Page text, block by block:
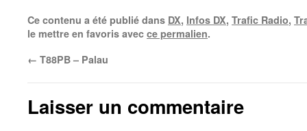
Ce contenu a été publié dans DX, Infos DX, Trafic Radio,
le mettre en favoris avec ce permalien.
← T88PB – Palau
Laisser un commentaire